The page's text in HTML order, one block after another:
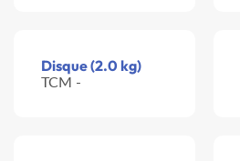
Disque (2.0 kg)
TCM -